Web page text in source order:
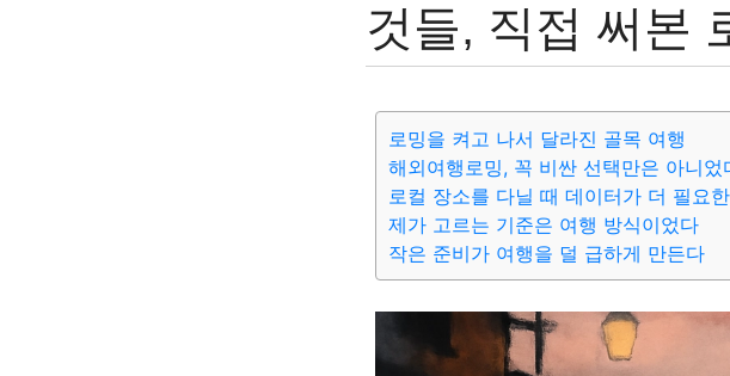
것들, 직접 써본
로밍을 켜고 나서 달라진 골목 여행
해외여행로밍, 꼭 비싼 선택만은 아니었
로컬 장소를 다닐 때 데이터가 더 필요
제가 고르는 기준은 여행 방식이었다
작은 준비가 여행을 덜 급하게 만든다